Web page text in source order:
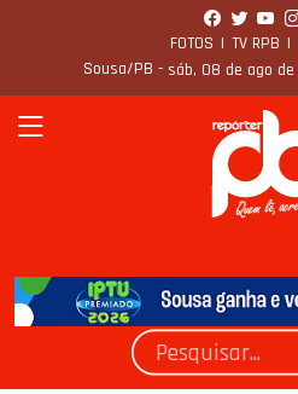
FOTOS | TV RPB |
Sousa/PB - sáb, 08 de ago